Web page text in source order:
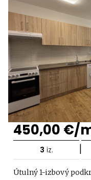
450,00 €/
3 iz. |
Útulný 1-izbový